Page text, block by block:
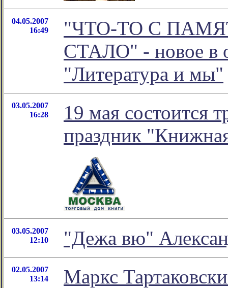
04.05.2007
16:49
"ЧТО-ТО С
СТАЛО" - новое в
"Литература и мы"
03.05.2007
16:28
19 мая состоится
праздник
03.05.2007
12:10
"Дежа вю"
02.05.2007
13:14
Маркс